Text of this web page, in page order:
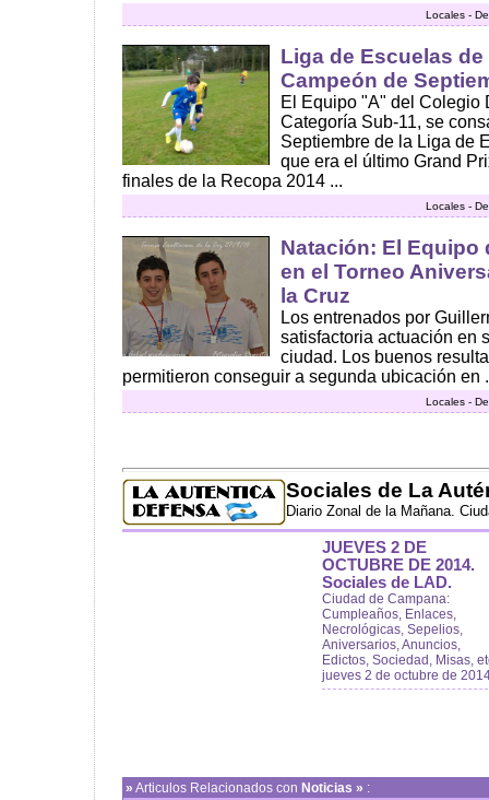
Locales -
Liga de Escuelas
Campeón de
El Equipo "A" del Colegio
Categoría Sub-11, se
Septiembre de la Liga de
que era el último Grand
finales de la Recopa 2014 ...
Locales -
Natación: El Equipo
en el Torneo
la Cruz
Los entrenados por
satisfactoria actuación en
ciudad. Los buenos
permitieron conseguir a segunda ubicación en
Locales -
Sociales de La
Diario Zonal de la Mañana.
JUEVES 2 DE
OCTUBRE DE 2014.
Sociales de LAD.
Ciudad de Campana:
Cumpleaños, Enlaces,
Necrológicas, Sepelios,
Aniversarios, Anuncios,
Edictos, Sociedad, Misas,
jueves 2 de octubre de
» Articulos Relacionados con Noticias » :